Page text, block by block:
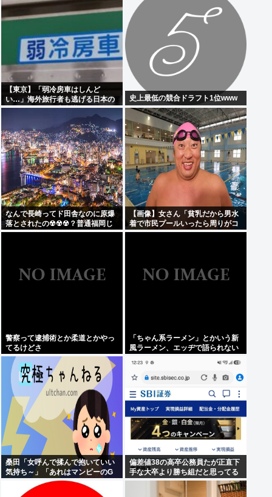
【東京】「弱冷房車はしんど
い…」海外旅行者も逃げる日本の
猛暑、だけど冷房意識は20年前の
史上最低の競合ドラフト1位www
なんで長崎ってド田舎なのに原爆
落とされたの☢☢☢？普通福岡じ
ゃないの？
【画像】女さん「貧乳だから男水
着で市民プールいったら周りがコ
ソコソしだしてやばいwww」5万
警察って逮捕術とか柔道とかやっ
てるけどさ
「ちゃん系ラーメン」とかいう新
風ラーメン、エッヂで語られない
桑田「女呼んで揉んで抱いていい
気持ち～」「あれはマンピーのG
スポット」これ女のファンはどう
いう気持ちで聴いてるの?
偏差値38の高卒公務員たが正直下
手な大卒より勝ち組だと思ってる